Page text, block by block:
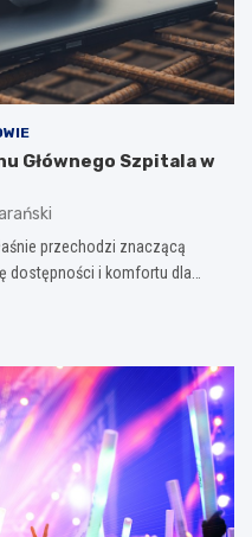
Głównego Szpitala w
przechodzi znaczącą
dostępności i komfortu dla…